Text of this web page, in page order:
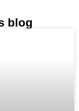
blog